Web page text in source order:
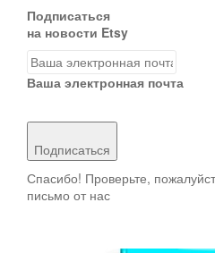
Подписаться
на новости Etsy
Ваша электронная почта
Подписаться
Спасибо! Проверьте,
письмо от нас